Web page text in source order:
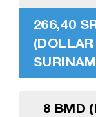
266,40
8 BMD